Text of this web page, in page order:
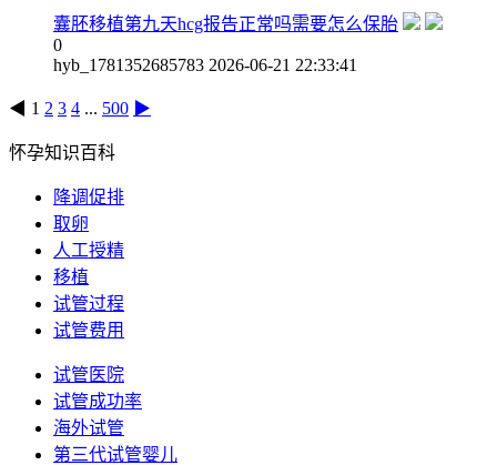
囊胚移植第九天hcg报告正常吗需要怎么保胎
0
hyb_1781352685783 2026-06-21 22:33:41
◀ 1 2 3 4 ... 500 ▶
怀孕知识百科
降调促排
取卵
人工授精
移植
试管过程
试管费用
试管医院
试管成功率
海外试管
第三代试管婴儿